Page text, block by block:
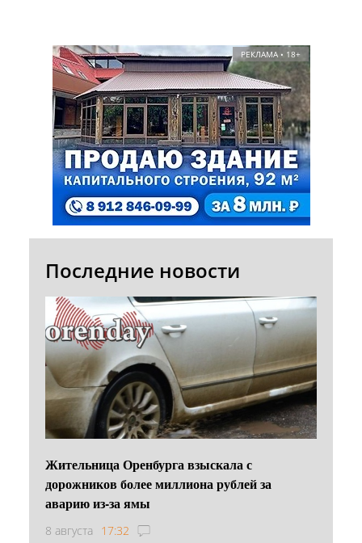
РЕКЛАМА • 18+
Последние новости
Жительница Оренбурга взыскала с
дорожников более миллиона рублей за
аварию из-за ямы
8 августа 17:32